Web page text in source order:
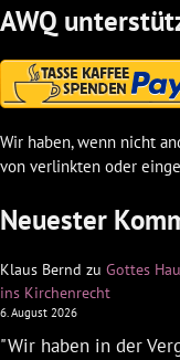
AWQ
Wir haben, wenn nicht
von verlinkten oder
Neuester
Klaus Bernd zu Gottes
ins Kirchenrecht
6. August 2026
"Wir haben in der